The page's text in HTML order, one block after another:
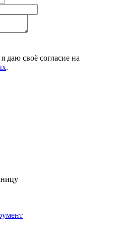
даю своё согласие на
.